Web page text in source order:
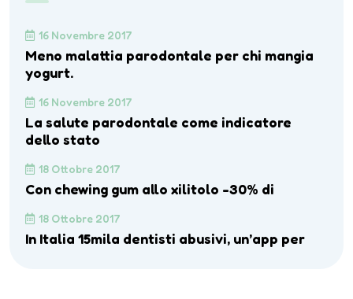
16 Novembre 2017
Meno malattia parodontale per chi mangia
yogurt.
16 Novembre 2017
La salute parodontale come indicatore
dello stato
18 Ottobre 2017
Con chewing gum allo xilitolo -30% di
18 Ottobre 2017
In Italia 15mila dentisti abusivi, un’app per